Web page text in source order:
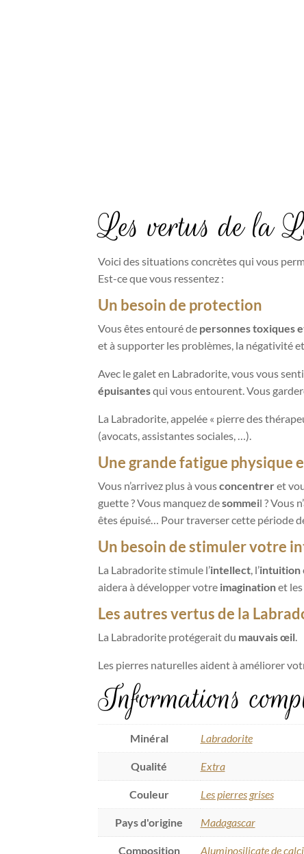
Les vertus de la
Voici des situations concrètes qui vous
Est-ce que vous ressentez :
Un besoin de protection
Vous êtes entouré de personnes toxiques
et à supporter les problèmes, la négativité
Avec le galet en Labradorite, vous vous
épuisantesqui vous entourent. Vous
La Labradorite, appelée « pierre des
(avocats, assistantes sociales, …).
Une grande fatigue physique
Vous n’arrivez plus à vousconcentreret
guette ? Vous manquez desommeil ? Vous
êtes épuisé… Pour traverser cette période
Un besoin de stimuler votre
La Labradorite stimule l’intellect, l’intuition
aidera à développer votre imaginationet les
Les autres vertus de la
La Labradorite protégerait du mauvais œil.
Les pierres naturelles aident à améliorer
Informations
Minéral Labradorite
Qualité Extra
Couleur Les pierres grises
Pays d'origine Madagascar
Composition Aluminosilicate de